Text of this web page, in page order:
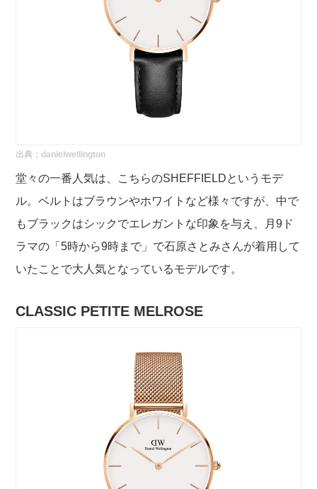
出典：danielwellington
堂々の一番人気は、こちらのSHEFFIELDというモデ
ル。ベルトはブラウンやホワイトなど様々ですが、中で
もブラックはシックでエレガントな印象を与え、月9ド
ラマの「5時から9時まで」で石原さとみさんが着用して
いたことで大人気となっているモデルです。
CLASSIC PETITE MELROSE